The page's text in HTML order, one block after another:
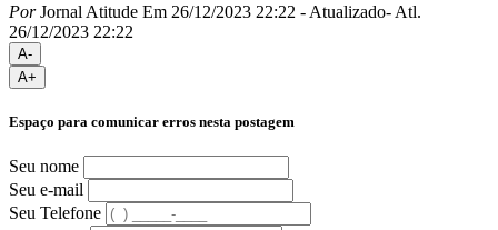
PorJornal Atitude Em 26/12/2023 22:22 - Atualizado- Atl.
26/12/2023 22:22
A-
A+
Espaço para comunicar erros nesta postagem
Seu nome
Seu e-mail
Seu Telefone